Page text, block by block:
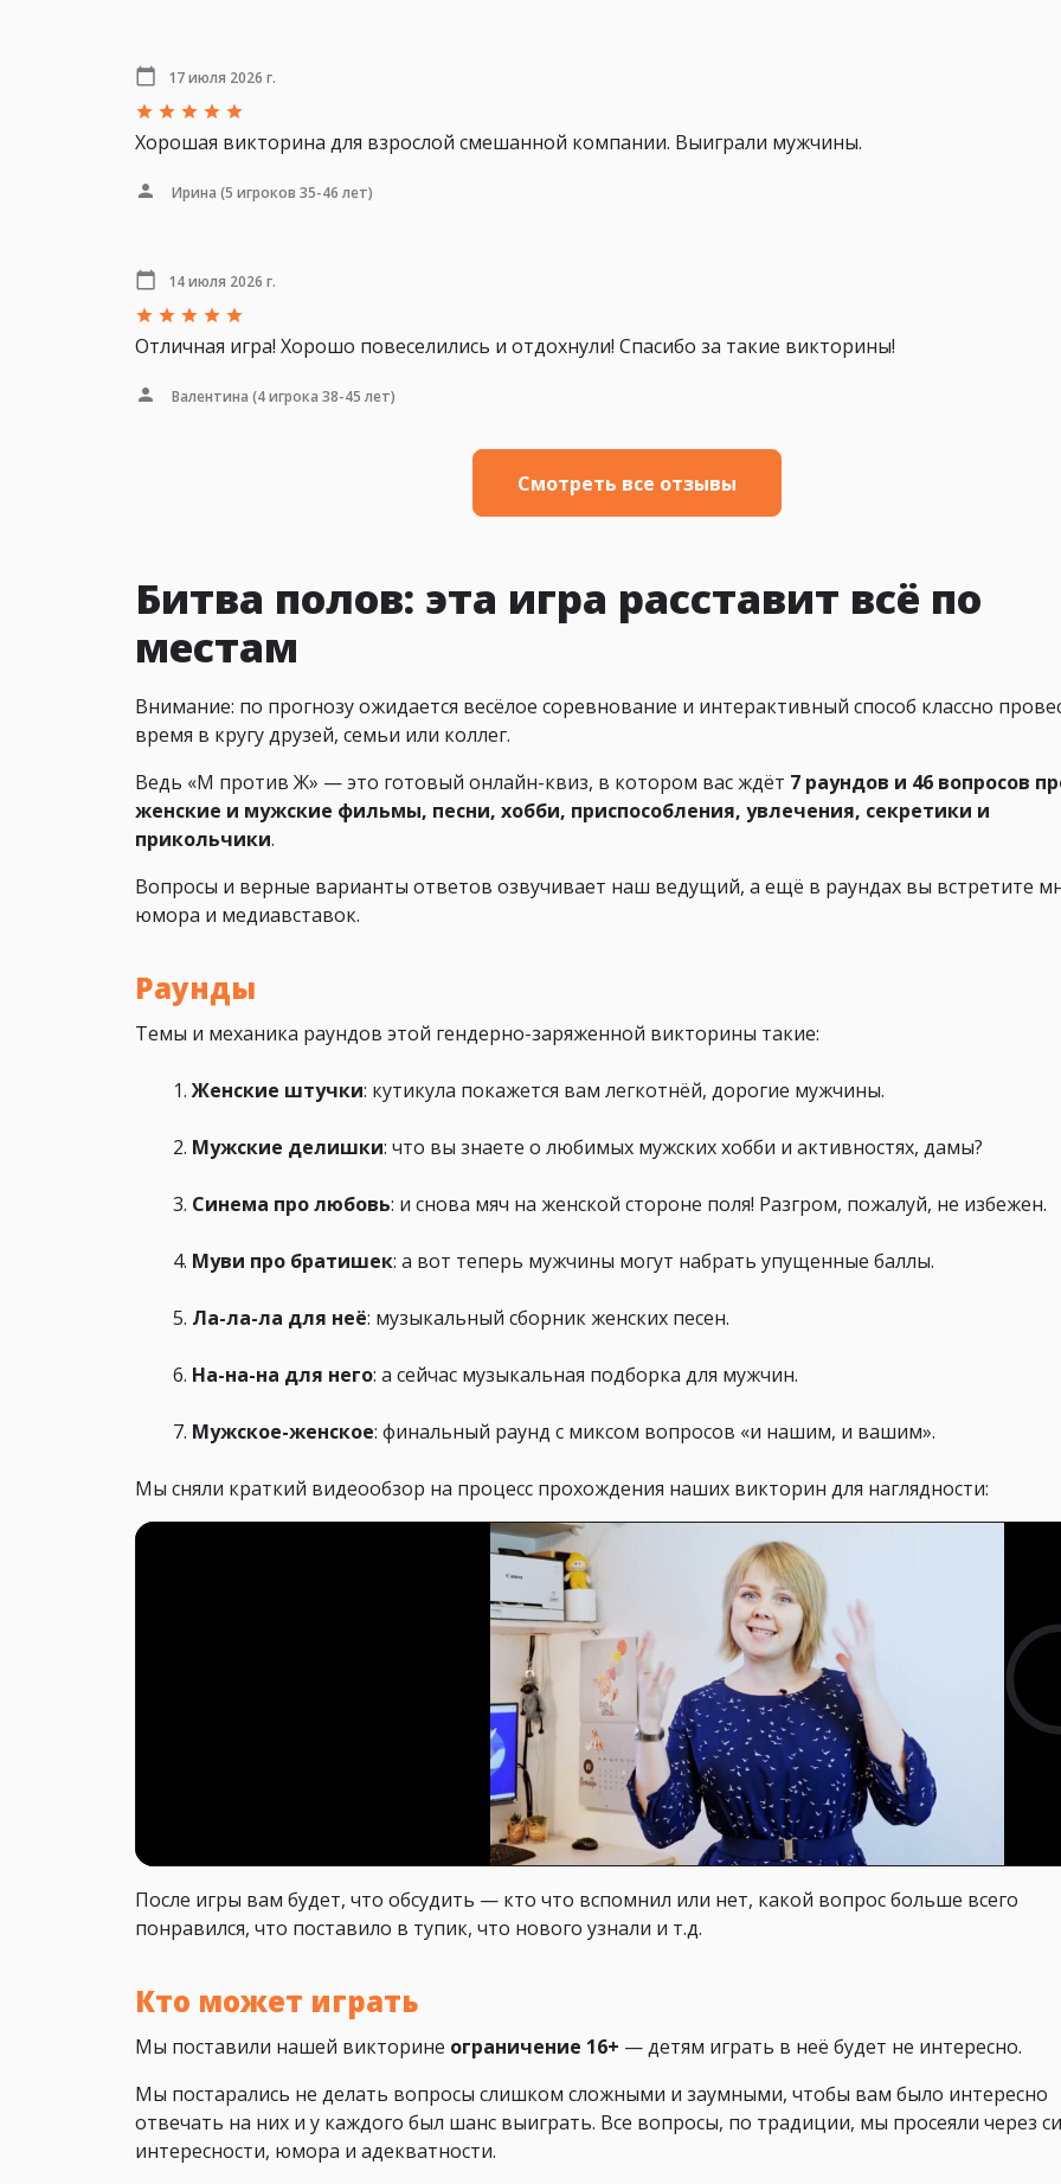
17 июля 2026 г.
Хорошая викторина для взрослой смешанной компании. Выиграли мужчины.
Ирина (5 игроков 35-46 лет)
14 июля 2026 г.
Отличная игра! Хорошо повеселились и отдохнули! Спасибо за такие викторины!
Валентина (4 игрока 38-45 лет)
Смотреть все отзывы
Битва полов: эта игра расставит всё по
местам
Внимание: по прогнозу ожидается весёлое соревнование и интерактивный способ классно
время в кругу друзей, семьи или коллег.
Ведь «М против Ж» — это готовый онлайн-квиз, в котором вас ждёт 7 раундов и 46 вопросов
женские и мужские фильмы, песни, хобби, приспособления, увлечения, секретики и
прикольчики.
Вопросы и верные варианты ответов озвучивает наш ведущий, а ещё в раундах вы встретите
юмора и медиавставок.
Раунды
Темы и механика раундов этой гендерно-заряженной викторины такие:
Женские штучки: кутикула покажется вам легкотнёй, дорогие мужчины.
Мужские делишки: что вы знаете о любимых мужских хобби и активностях, дамы?
Синема про любовь: и снова мяч на женской стороне поля! Разгром, пожалуй, не избежен.
Муви про братишек: а вот теперь мужчины могут набрать упущенные баллы.
Ла-ла-ла для неё: музыкальный сборник женских песен.
На-на-на для него: а сейчас музыкальная подборка для мужчин.
Мужское-женское: финальный раунд с миксом вопросов «и нашим, и вашим».
Мы сняли краткий видеообзор на процесс прохождения наших викторин для наглядности:
После игры вам будет, что обсудить — кто что вспомнил или нет, какой вопрос больше всего
понравился, что поставило в тупик, что нового узнали и т.д.
Кто может играть
Мы поставили нашей викторине ограничение 16+ — детям играть в неё будет не интересно.
Мы постарались не делать вопросы слишком сложными и заумными, чтобы вам было интересно
отвечать на них и у каждого был шанс выиграть. Все вопросы, по традиции, мы просеяли через
интересности, юмора и адекватности.